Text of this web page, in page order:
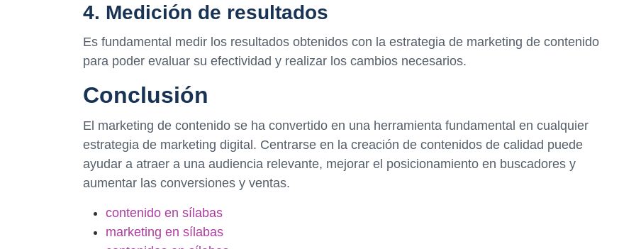
4. Medición de resultados
Es fundamental medir los resultados obtenidos con la estrategia de marketing de contenido
para poder evaluar su efectividad y realizar los cambios necesarios.
Conclusión
El marketing de contenido se ha convertido en una herramienta fundamental en cualquier
estrategia de marketing digital. Centrarse en la creación de contenidos de calidad puede
ayudar a atraer a una audiencia relevante, mejorar el posicionamiento en buscadores y
aumentar las conversiones y ventas.
contenido en sílabas
marketing en sílabas